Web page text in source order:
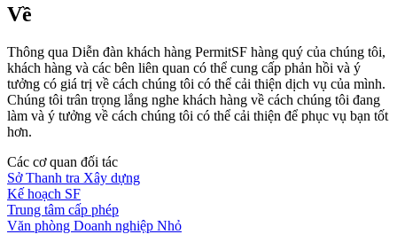
Về
Thông qua Diễn đàn khách hàng PermitSF hàng quý của chúng tôi,
khách hàng và các bên liên quan có thể cung cấp phản hồi và ý
tưởng có giá trị về cách chúng tôi có thể cải thiện dịch vụ của mình.
Chúng tôi trân trọng lắng nghe khách hàng về cách chúng tôi đang
làm và ý tưởng về cách chúng tôi có thể cải thiện để phục vụ bạn tốt
hơn.
Các cơ quan đối tác
Sở Thanh tra Xây dựng
Kế hoạch SF
Trung tâm cấp phép
Văn phòng Doanh nghiệp Nhỏ